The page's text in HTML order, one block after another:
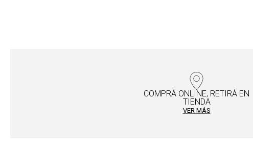
COMPRÁ ONLINE, RETIRÁ EN
TIENDA
VER MÁS